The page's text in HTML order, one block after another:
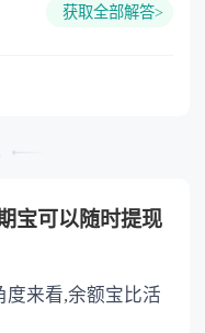
承人，分配遗产
分配遗产时，应当
获取全部解答>
宝可以随时提现
度来看,余额宝比活